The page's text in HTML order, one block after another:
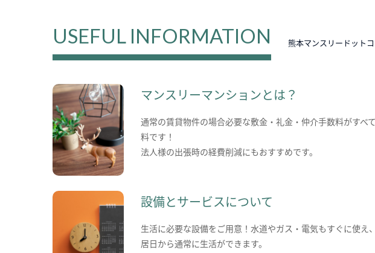
USEFUL INFORMATION 熊本マンスリードット
マンスリーマンションとは？
通常の賃貸物件の場合必要な敷金・礼金・仲介手数料がすべ
料です！
法人様の出張時の経費削減にもおすすめです。
設備とサービスについて
生活に必要な設備をご用意！水道やガス・電気もすぐに使え
居日から通常に生活ができます。